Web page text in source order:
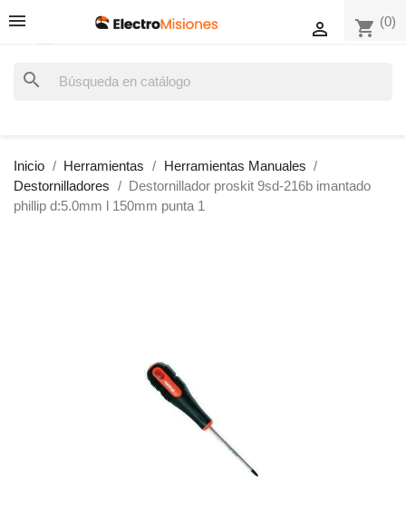
shopping_cart (0)

search
Inicio Herramientas
Herramientas Manuales
Destornilladores
Destornillador proskit 9sd-216b imantado
phillip d:5.0mm l 150mm punta 1